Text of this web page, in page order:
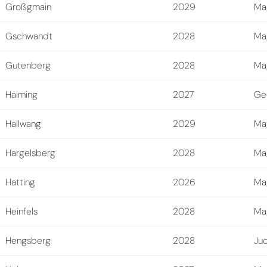
Großgmain 2029
Gschwandt 2028
Gutenberg 2028
Haiming 2027
Hallwang 2029
Hargelsberg 2028
Hatting 2026
Heinfels 2028
Hengsberg 2028